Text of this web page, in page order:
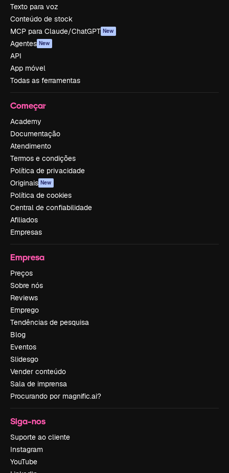
Texto para voz
Conteúdo de stock
MCP para Claude/ChatGPT New
Agentes New
API
App móvel
Todas as ferramentas
Começar
Academy
Documentação
Atendimento
Termos e condições
Política de privacidade
Originais New
Política de cookies
Central de confiabilidade
Afiliados
Empresas
Empresa
Preços
Sobre nós
Reviews
Emprego
Tendências de pesquisa
Blog
Eventos
Slidesgo
Vender conteúdo
Sala de imprensa
Procurando por magnific.ai?
Siga-nos
Suporte ao cliente
Instagram
YouTube